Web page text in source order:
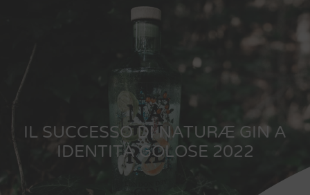
IL SUCCESSO DI NATURÆ GIN A
IDENTITÀ GOLOSE 2022